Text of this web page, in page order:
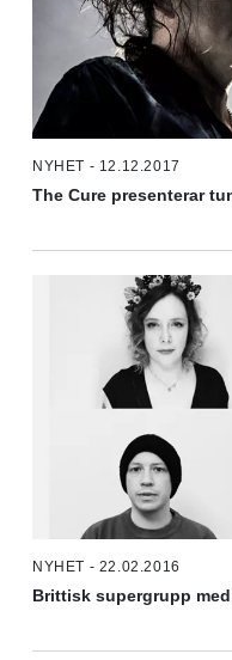
NYHET - 12.12.2017
The Cure presenterar
NYHET - 22.02.2016
Brittisk supergrupp